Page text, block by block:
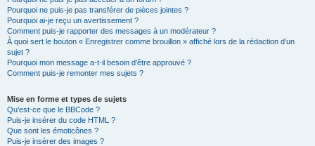
Pourquoi ne puis-je pas transférer de pièces jointes ?
Pourquoi ai-je reçu un avertissement ?
Comment puis-je rapporter des messages à un modérateur ?
À quoi sert le bouton « Enregistrer comme brouillon » affiché lors de la rédaction d’un
sujet ?
Pourquoi mon message a-t-il besoin d’être approuvé ?
Comment puis-je remonter mes sujets ?
Mise en forme et types de sujets
Qu’est-ce que le BBCode ?
Puis-je insérer du code HTML ?
Que sont les émoticônes ?
Puis-je insérer des images ?